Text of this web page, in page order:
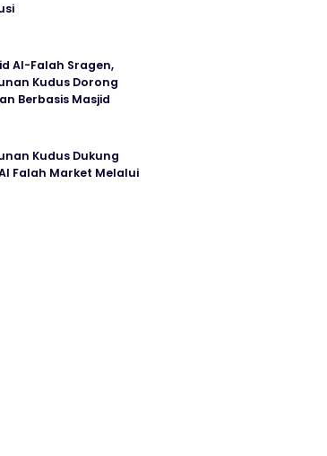
Al-Falah Sragen,
Kudus Dorong
Berbasis Masjid
Kudus Dukung
Falah Market Melalui